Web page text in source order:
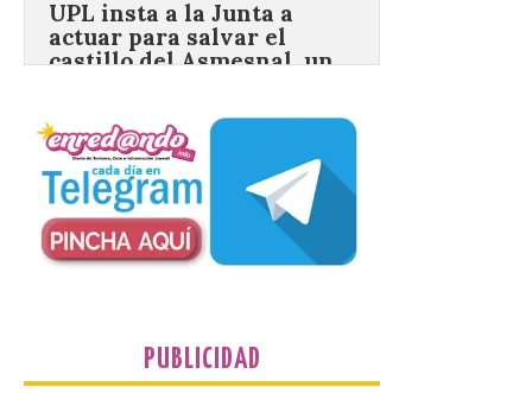
BIC en estado de ruina
7 Ago 2026
Un Bien de Interés
Cultural abandonado
desde 1949. Los
procuradores leonesistas
plantean que la Junta
contacte cuanto antes con los
propietarios para exigirles medidas
PUBLICIDAD